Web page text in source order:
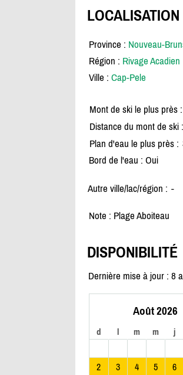
LOCALISATION
Province : Nouveau-
Région : Rivage Acadien
Ville : Cap-Pele
Mont de ski le plus près :
Distance du mont de ski :
Plan d'eau le plus près :
Bord de l'eau : Oui
Autre ville/lac/région : -
Note : Plage Aboiteau
DISPONIBILITÉ
Dernière mise à jour : 8
Août 2026
d l m m j
2
3 4 5 6